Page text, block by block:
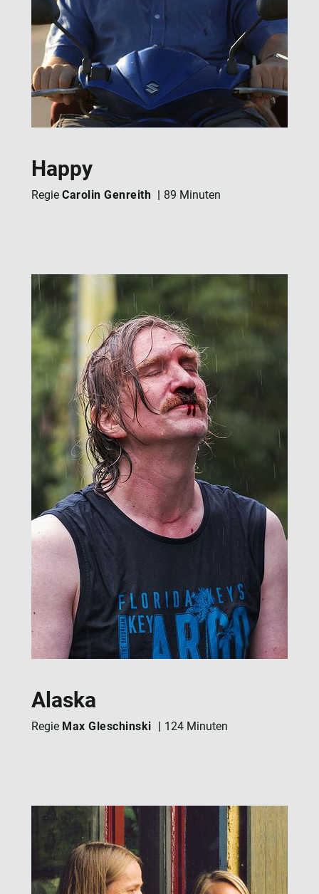
Happy
Regie Carolin Genreith 89 Minuten
Alaska
Regie Max Gleschinski 124 Minuten